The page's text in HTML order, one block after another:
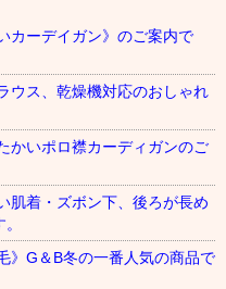
カーデイガン》のご案内で
ウス、乾燥機対応のおしゃれ
かいポロ襟カーディガンのご
肌着・ズボン下、後ろが長め
》G＆B冬の一番人気の商品で